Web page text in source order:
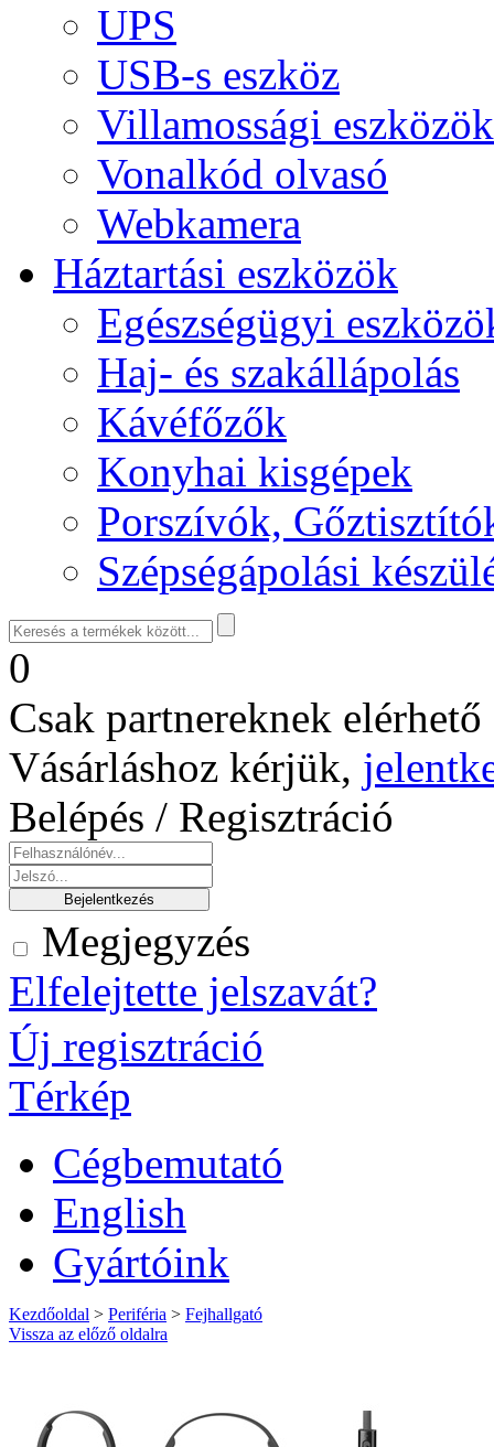
UPS
USB-s eszköz
Villamossági eszközök
Vonalkód olvasó
Webkamera
Háztartási eszközök
Egészségügyi
Haj- és szakállápolás
Kávéfőzők
Konyhai kisgépek
Porszívók,
Szépségápolási
0
Csak partnereknek
Vásárláshoz kérjük,
Belépés / Regisztráció
Megjegyzés
Elfelejtette jelszavát?
Új regisztráció
Térkép
Cégbemutató
English
Gyártóink
Kezdőoldal > Periféria > Fejhallgató
Vissza az előző oldalra